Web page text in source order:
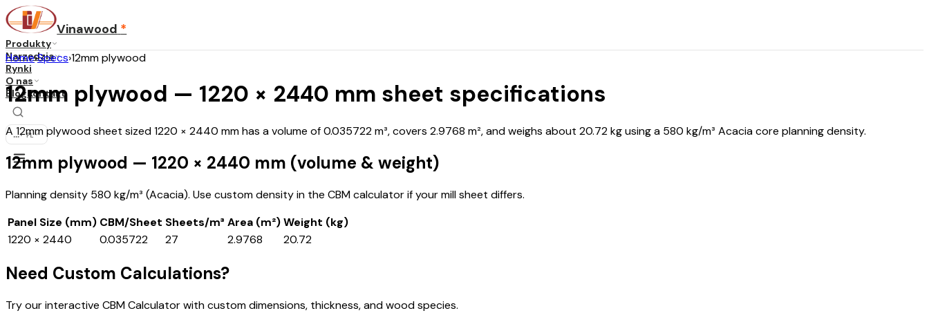
Vinawood *
Produkty
Narzędzia
Rynki
O nas
BlogKontakt
...·PL
Home›Specs›12mm plywood
12mm plywood — 1220 × 2440 mm sheet specifications
A 12mm plywood sheet sized 1220 × 2440 mm has a volume of 0.035722 m³, covers 2.9768 m², and weighs about 20.72 kg using a 580 kg/m³ Acacia core planning density.
12mm plywood — 1220 × 2440 mm (volume & weight)
Planning density 580 kg/m³ (Acacia). Use custom density in the CBM calculator if your mill sheet differs.
Panel Size (mm) CBM/Sheet Sheets/m³ Area (m²)Weight (kg)
1220 × 2440
0.035722 27 2.9768 20.72
Need Custom Calculations?
Try our interactive CBM Calculator with custom dimensions, thickness, and wood species.